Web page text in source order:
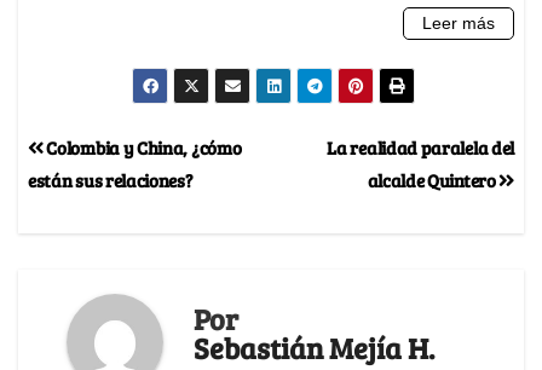
La realidad paralela del
alcalde Quintero
Colombia y China, ¿cómo
están sus relaciones?
Por
Sebastián Mejía H.